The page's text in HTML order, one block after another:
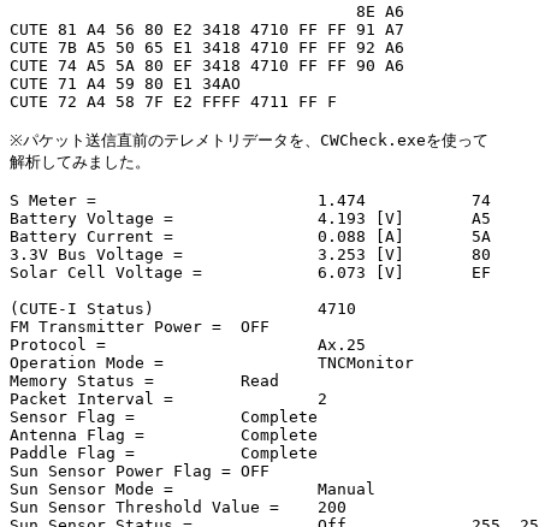
                                    8E A6
CUTE 81 A4 56 80 E2 3418 4710 FF FF 91 A7
CUTE 7B A5 50 65 E1 3418 4710 FF FF 92 A6
CUTE 74 A5 5A 80 EF 3418 4710 FF FF 90 A6
CUTE 71 A4 59 80 E1 34AO
CUTE 72 A4 58 7F E2 FFFF 4711 FF F
※パケット送信直前のテレメトリデータを、CWCheck.exeを使って
解析してみました。
S Meter =                       1.474           74
Battery Voltage =               4.193 [V]       A5
Battery Current =               0.088 [A]       5A
3.3V Bus Voltage =              3.253 [V]       80
Solar Cell Voltage =            6.073 [V]       EF
(CUTE-I Status)                 4710
FM Transmitter Power =  OFF
Protocol =                      Ax.25
Operation Mode =                TNCMonitor
Memory Status =         Read
Packet Interval =               2
Sensor Flag =           Complete
Antenna Flag =          Complete
Paddle Flag =           Complete
Sun Sensor Power Flag = OFF
Sun Sensor Mode =               Manual
Sun Sensor Threshold Value =    200